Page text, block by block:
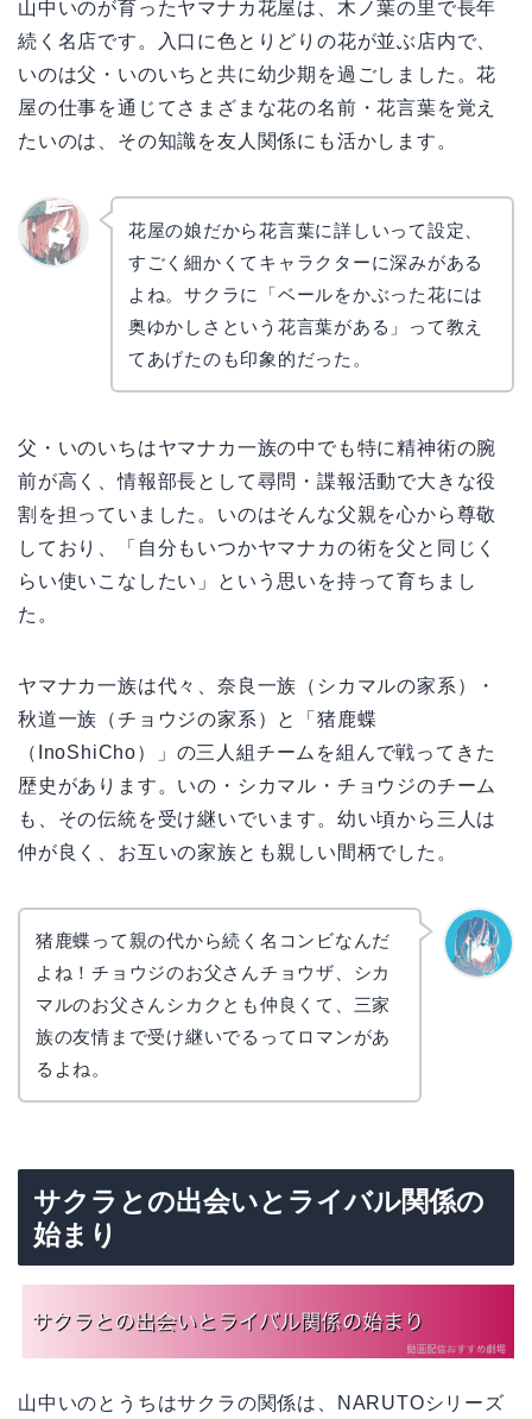
山中いのが育ったヤマナカ花屋は、木ノ葉の里で長年
続く名店です。入口に色とりどりの花が並ぶ店内で、
いのは父・いのいちと共に幼少期を過ごしました。花
屋の仕事を通じてさまざまな花の名前・花言葉を覚え
たいのは、その知識を友人関係にも活かします。
花屋の娘だから花言葉に詳しいって設定、
すごく細かくてキャラクターに深みがある
よね。サクラに「ベールをかぶった花には
奥ゆかしさという花言葉がある」って教え
てあげたのも印象的だった。
父・いのいちはヤマナカ一族の中でも特に精神術の腕
前が高く、情報部長として尋問・諜報活動で大きな役
割を担っていました。いのはそんな父親を心から尊敬
しており、「自分もいつかヤマナカの術を父と同じく
らい使いこなしたい」という思いを持って育ちまし
た。
ヤマナカ一族は代々、奈良一族（シカマルの家系）・
秋道一族（チョウジの家系）と「猪鹿蝶
（InoShiCho）」の三人組チームを組んで戦ってきた
歴史があります。いの・シカマル・チョウジのチーム
も、その伝統を受け継いでいます。幼い頃から三人は
仲が良く、お互いの家族とも親しい間柄でした。
猪鹿蝶って親の代から続く名コンビなんだ
よね！チョウジのお父さんチョウザ、シカ
マルのお父さんシカクとも仲良くて、三家
族の友情まで受け継いでるってロマンがあ
るよね。
サクラとの出会いとライバル関係の
始まり
山中いのとうちはサクラの関係は、NARUTOシリーズ